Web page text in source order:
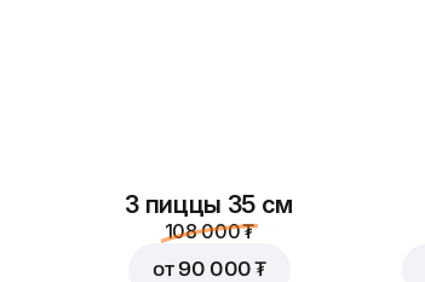
3 пиццы 35 см
108 000 ₮
от 90 000 ₮